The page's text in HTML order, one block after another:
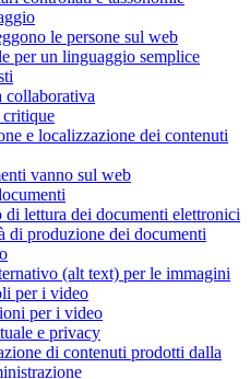
le persone sul web
per un linguaggio semplice
collaborativa
e localizzazione dei contenuti
vanno sul web
di lettura dei documenti elettronici
di produzione dei documenti
(alt text) per le immagini
per i video
per i video
e privacy
di contenuti prodotti dalla